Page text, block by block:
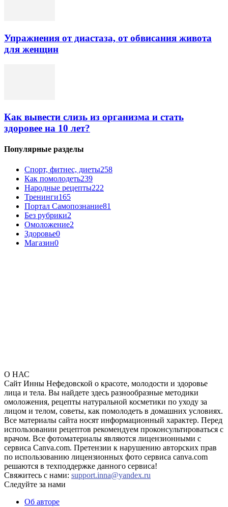
Упражнения от диастаза, от обвисания живота
для женщин
Как вывести слизь из организма и стать
здоровее на 10 лет?
Популярные разделы
Спорт, фитнес, диеты258
Как помолодеть239
Народные рецепты222
Тренинги165
Портал Самопознание81
Без рубрики2
Омоложение2
Здоровье0
Магазин0
О НАС
Сайт Инны Нефедовской о красоте, молодости и здоровье
лица и тела. Вы найдете здесь разнообразные методики
омоложения, рецепты натуральной косметики по уходу за
лицом и телом, советы, как помолодеть в домашних условиях.
Все материалы сайта носят информационный характер. Перед
использовании рецептов рекомендуем проконсультироваться с
врачом. Все фотоматериалы являются лицензионными с
сервиса Canva.com. Претензии к нарушению авторских прав
по использованию лицензионных фото сервиса canva.com
решаются в техподдержке данного сервиса!
Свяжитесь с нами: support.inna@yandex.ru
Следуйте за нами
Об авторе